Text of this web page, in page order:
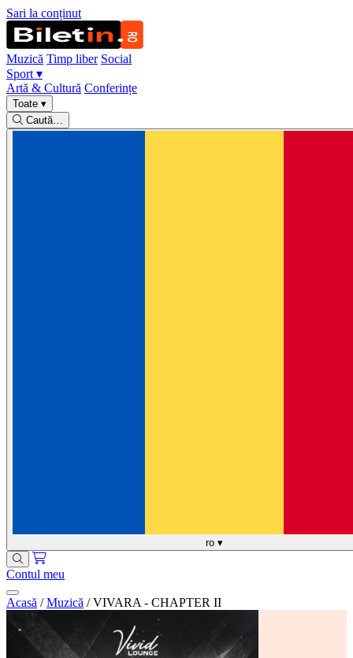
Sari la conținut
Muzică Timp liber Social
Sport ▾
Artă & Cultură Conferințe
Toate ▾
Caută…
ro ▾
Contul meu
Acasă / Muzică / VIVARA - CHAPTER II